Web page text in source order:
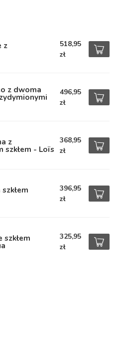
z
518,95
zł
z dwoma
496,95
zł
z
szkłem - Loïs
368,95
zł
396,95
zł
325,95
zł